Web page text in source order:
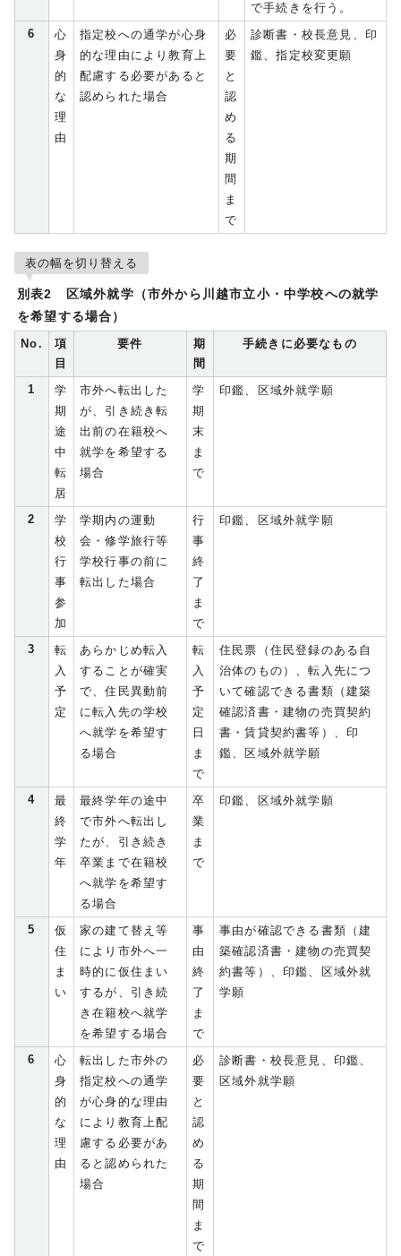
で手続きを行う。
6
心
身
的
な
理
由
指定校への通学が心身
的な理由により教育上
配慮する必要があると
認められた場合
必
要
と
認
め
る
期
間
ま
で
診断書・校長意見、印
鑑、指定校変更願
表の幅を切り替える
別表2 区域外就学（市外から川越市立小・中学校への就学
を希望する場合）
No.
項
目
要件
期
間
手続きに必要なもの
1
学
期
途
中
転
居
市外へ転出した
が、引き続き転
出前の在籍校へ
就学を希望する
場合
学
期
末
ま
で
印鑑、区域外就学願
2
学
校
行
事
参
加
学期内の運動
会・修学旅行等
学校行事の前に
転出した場合
行
事
終
了
ま
で
印鑑、区域外就学願
3
転
入
予
定
あらかじめ転入
することが確実
で、住民異動前
に転入先の学校
へ就学を希望す
る場合
転
入
予
定
日
ま
で
住民票（住民登録のある自
治体のもの）、転入先につ
いて確認できる書類（建築
確認済書・建物の売買契約
書・賃貸契約書等）、印
鑑、区域外就学願
4
最
終
学
年
最終学年の途中
で市外へ転出し
たが、引き続き
卒業まで在籍校
へ就学を希望す
る場合
卒
業
ま
で
印鑑、区域外就学願
5
仮
住
ま
い
家の建て替え等
により市外へ一
時的に仮住まい
するが、引き続
き在籍校へ就学
を希望する場合
事
由
終
了
ま
で
事由が確認できる書類（建
築確認済書・建物の売買契
約書等）、印鑑、区域外就
学願
6
心
身
的
な
理
由
転出した市外の
指定校への通学
が心身的な理由
により教育上配
慮する必要があ
ると認められた
場合
必
要
と
認
め
る
期
間
ま
で
診断書・校長意見、印鑑、
区域外就学願